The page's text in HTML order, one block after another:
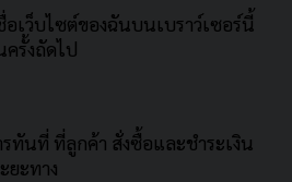
เว็บไซต์ของฉันบนเบราว์เซอร์นี้
รั้งถัดไป
รทันที่ ที่ลูกค้า สั่งซื้อและชำระเงิน
ยะทาง